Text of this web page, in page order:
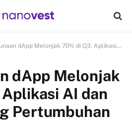
dApp Melonjak 70% di Q3, Aplikasi AI dan DeFi Dorong Pertumbuhan
dApp Melonjak
AI dan
Pertumbuhan